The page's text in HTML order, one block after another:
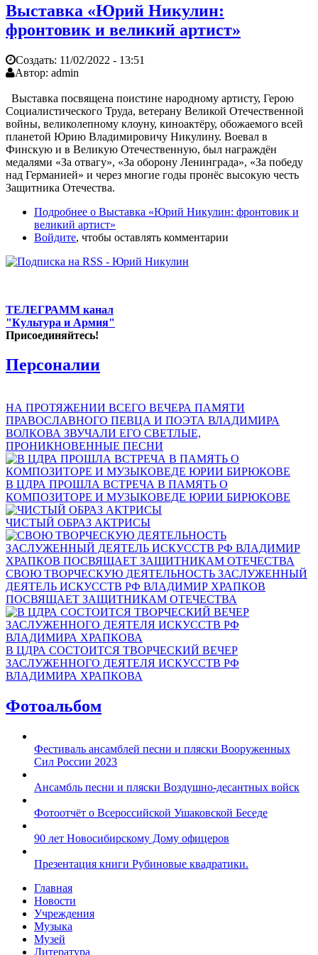
Выставка «Юрий Никулин:
фронтовик и великий артист»
Создать: 11/02/2022 - 13:51
Автор: admin
Выставка посвящена поистине народному артисту, Герою
Социалистического Труда, ветерану Великой Отечественной
войны, великолепному клоуну, киноактёру, обожаемого всей
планетой Юрию Владимировичу Никулину. Воевал в
Финскую и в Великую Отечественную, был награждён
медалями «За отвагу», «За оборону Ленинграда», «За победу
над Германией» и через многие годы пронёс высокую честь
Защитника Отечества.
Подробнее о Выставка «Юрий Никулин: фронтовик и
великий артист»
Войдите, чтобы оставлять комментарии
ТЕЛЕГРАММ канал
"Культура и Армия"
Присоединяйтесь!
Персоналии
НА ПРОТЯЖЕНИИ ВСЕГО ВЕЧЕРА ПАМЯТИ
ПРАВОСЛАВНОГО ПЕВЦА И ПОЭТА ВЛАДИМИРА
ВОЛКОВА ЗВУЧАЛИ ЕГО СВЕТЛЫЕ,
ПРОНИКНОВЕННЫЕ ПЕСНИ
В ЦДРА ПРОШЛА ВСТРЕЧА В ПАМЯТЬ О
КОМПОЗИТОРЕ И МУЗЫКОВЕДЕ ЮРИИ БИРЮКОВЕ
ЧИСТЫЙ ОБРАЗ АКТРИСЫ
СВОЮ ТВОРЧЕСКУЮ ДЕЯТЕЛЬНОСТЬ ЗАСЛУЖЕННЫЙ
ДЕЯТЕЛЬ ИСКУССТВ РФ ВЛАДИМИР ХРАПКОВ
ПОСВЯЩАЕТ ЗАЩИТНИКАМ ОТЕЧЕСТВА
В ЦДРА СОСТОИТСЯ ТВОРЧЕСКИЙ ВЕЧЕР
ЗАСЛУЖЕННОГО ДЕЯТЕЛЯ ИСКУССТВ РФ
ВЛАДИМИРА ХРАПКОВА
Фотоальбом
Фестиваль ансамблей песни и пляски Вооруженных
Сил России 2023
Ансамбль песни и пляски Воздушно-десантных войск
Фотоотчёт о Всероссийской Ушаковской Беседе
90 лет Новосибирскому Дому офицеров
Презентация книги Рубиновые квадратики.
Главная
Новости
Учреждения
Музыка
Музей
Литература